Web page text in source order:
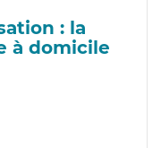
: la
à domicile